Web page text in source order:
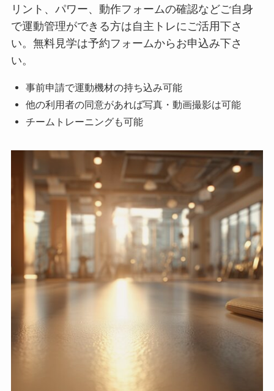
リント、パワー、動作フォームの確認などご自身
で運動管理ができる方は自主トレにご活用下さ
い。無料見学は予約フォームからお申込み下さ
い。
事前申請で運動機材の持ち込み可能
他の利用者の同意があれば写真・動画撮影は可能
チームトレーニングも可能